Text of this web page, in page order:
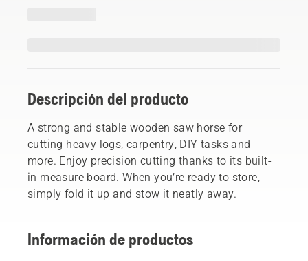
Descripción del producto
A strong and stable wooden saw horse for
cutting heavy logs, carpentry, DIY tasks and
more. Enjoy precision cutting thanks to its built-
in measure board. When you’re ready to store,
simply fold it up and stow it neatly away.
Información de productos